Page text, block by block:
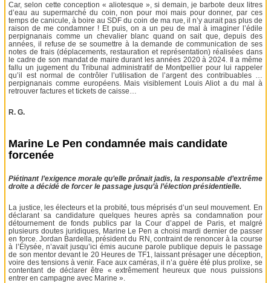
Car, selon cette conception « aliotesque », si demain, je barbote deux litres
d’eau au supermarché du coin, non pour moi mais pour donner, par ces
temps de canicule, à boire au SDF du coin de ma rue, il n’y aurait pas plus de
raison de me condamner ! Et puis, on a un peu de mal à imaginer l’édile
perpignanais comme un chevalier blanc quand on sait que, depuis des
années, il refuse de se soumettre à la demande de communication de ses
notes de frais (déplacements, restauration et représentation) réalisées dans
le cadre de son mandat de maire durant les années 2020 à 2024. Il a même
fallu un jugement du Tribunal administratif de Montpellier pour lui rappeler
qu’il est normal de contrôler l’utilisation de l’argent des contribuables …
perpignanais comme européens. Mais visiblement Louis Aliot a du mal à
retrouver factures et tickets de caisse…
R. G.
Marine Le Pen condamnée mais candidate
forcenée
Piétinant l’exigence morale qu’elle prônait jadis, la responsable d’extrême
droite a décidé de forcer le passage jusqu’à l’élection présidentielle.
La justice, les électeurs et la probité, tous méprisés d’un seul mouvement. En
déclarant sa candidature quelques heures après sa condamnation pour
détournement de fonds publics par la Cour d’appel de Paris, et malgré
plusieurs doutes juridiques, Marine Le Pen a choisi mardi dernier de passer
en force. Jordan Bardella, président du RN, contraint de renoncer à la course
à l’Élysée, n’avait jusqu’ici émis aucune parole publique depuis le passage
de son mentor devant le 20 Heures de TF1, laissant présager une déception,
voire des tensions à venir. Face aux caméras, il n’a guère été plus prolixe, se
contentant de déclarer être « extrêmement heureux que nous puissions
entrer en campagne avec Marine ».